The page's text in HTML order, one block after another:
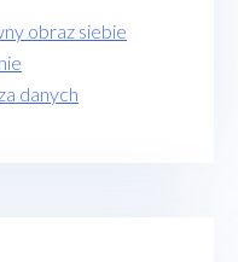
obraz siebie
danych